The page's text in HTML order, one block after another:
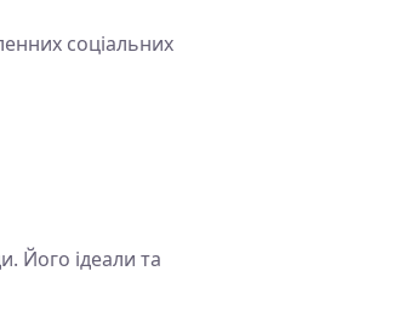
соціальних
Його ідеали та